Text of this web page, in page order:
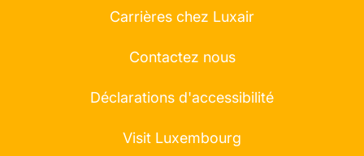
Carrières chez Luxair
Contactez nous
Déclarations d'accessibilité
Visit Luxembourg